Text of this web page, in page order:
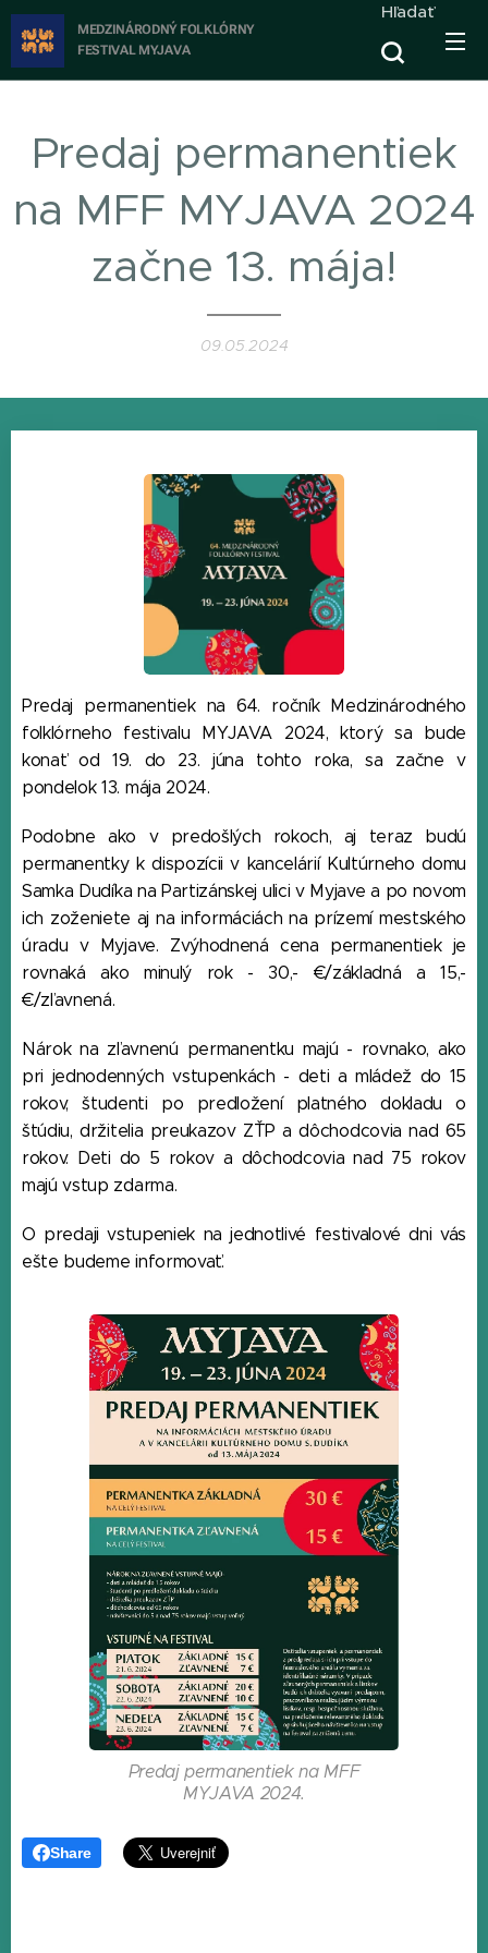
MEDZINÁRODNÝ FOLKLÓRNY
FESTIVAL MYJAVA
Hľadať
Predaj permanentiek
na MFF MYJAVA 2024
začne 13. mája!
09.05.2024
Predaj permanentiek na 64. ročník Medzinárodného
folklórneho festivalu MYJAVA 2024, ktorý sa bude
konať od 19. do 23. júna tohto roka, sa začne v
pondelok 13. mája 2024.
Podobne ako v predošlých rokoch, aj teraz budú
permanentky k dispozícii v kancelárií Kultúrneho domu
Samka Dudíka na Partizánskej ulici v Myjave a po novom
ich zoženiete aj na informáciách na prízemí mestského
úradu v Myjave. Zvýhodnená cena permanentiek je
rovnaká ako minulý rok - 30,- €/základná a 15,-
€/zľavnená.
Nárok na zľavnenú permanentku majú - rovnako, ako
pri jednodenných vstupenkách - deti a mládež do 15
rokov, študenti po predložení platného dokladu o
štúdiu, držitelia preukazov ZŤP a dôchodcovia nad 65
rokov. Deti do 5 rokov a dôchodcovia nad 75 rokov
majú vstup zdarma.
O predaji vstupeniek na jednotlivé festivalové dni vás
ešte budeme informovať.
Predaj permanentiek na MFF
MYJAVA 2024.
Share